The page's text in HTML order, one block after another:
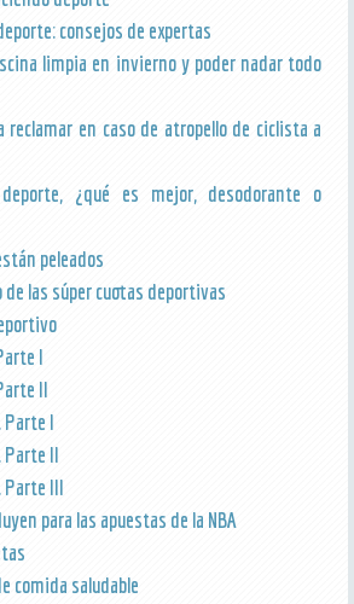
consejos de expertas
limpia en invierno y poder nadar todo
reclamar en caso de atropello de ciclista a
deporte, ¿qué es mejor, desodorante o
peleados
las súper cuotas deportivas
I
II
Parte I
Parte II
Parte III
para las apuestas de la NBA
comida saludable